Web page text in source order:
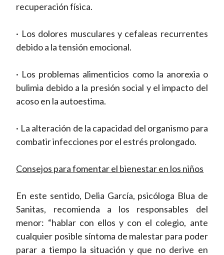
recuperación física.
· Los dolores musculares y cefaleas recurrentes
debido a la tensión emocional.
· Los problemas alimenticios como la anorexia o
bulimia debido a la presión social y el impacto del
acoso en la autoestima.
· La alteración de la capacidad del organismo para
combatir infecciones por el estrés prolongado.
Consejos para fomentar el bienestar en los niños
En este sentido, Delia García, psicóloga Blua de
Sanitas, recomienda a los responsables del
menor: “hablar con ellos y con el colegio, ante
cualquier posible síntoma de malestar para poder
parar a tiempo la situación y que no derive en